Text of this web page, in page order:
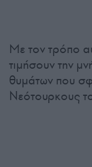
Με τον τρόπο
τιμήσουν την
θυμάτων που
Νεότουρκους